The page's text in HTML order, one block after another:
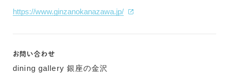
https://www.ginzanokanazawa.jp/
お問い合わせ
dining gallery 銀座の金沢